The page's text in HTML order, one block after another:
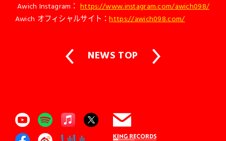
Awich Instagram ： https://www.instagram.com/awich098/
Awich オフィシャルサイト：https://awich098.com/
NEWS TOP